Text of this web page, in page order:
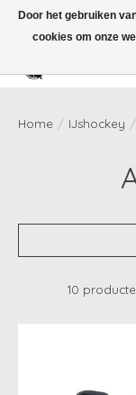
Home / IJshockey /
10
Door het gebruiken
cookies om onze